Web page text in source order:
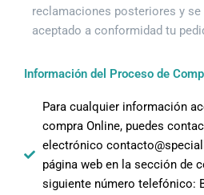
reclamaciones posteriores y se
aceptado a conformidad tu
Información del Proceso de
Para cualquier información
compra Online, puedes
electrónico
página web en la sección de
siguiente número telefónico: